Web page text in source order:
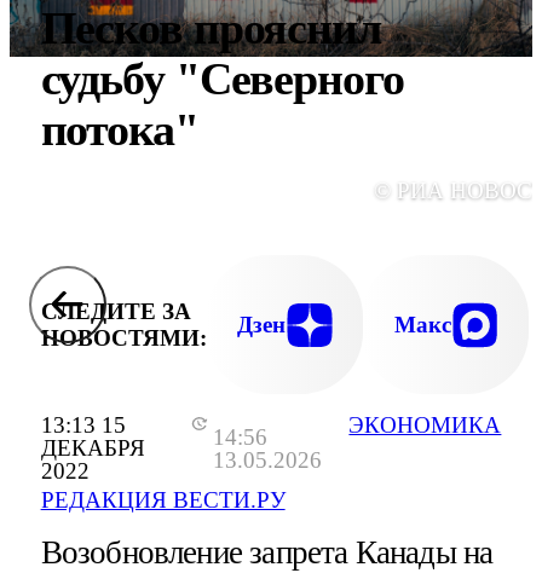
13:13 15
ДЕКАБРЯ
2022
14:56
13.05.2026
РЕДАКЦИЯ ВЕСТИ.РУ
ЭКОНОМИКА
Песков прояснил
судьбу "Северного
потока"
© РИА
СЛЕДИТЕ ЗА
НОВОСТЯМИ:
Дзен Макс
Возобновление запрета Канады на